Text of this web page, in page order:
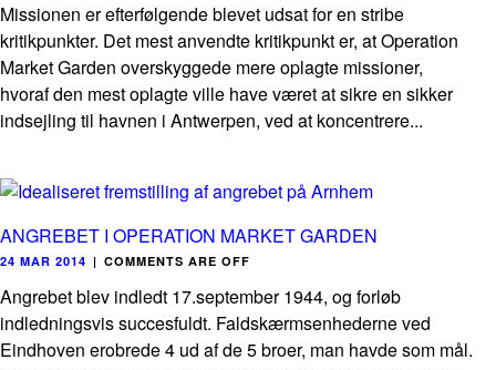
Missionen er efterfølgende blevet udsat for en stribe
kritikpunkter. Det mest anvendte kritikpunkt er, at Operation
Market Garden overskyggede mere oplagte missioner,
hvoraf den mest oplagte ville have været at sikre en sikker
indsejling til havnen i Antwerpen, ved at koncentrere...
ANGREBET I OPERATION MARKET GARDEN
24 MAR 2014 | COMMENTS ARE OFF
Angrebet blev indledt 17.september 1944, og forløb
indledningsvis succesfuldt. Faldskærmsenhederne ved
Eindhoven erobrede 4 ud af de 5 broer, man havde som mål.